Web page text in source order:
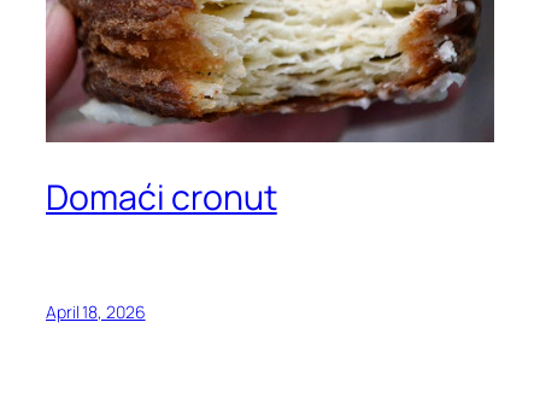
Domaći cronut
April 18, 2026